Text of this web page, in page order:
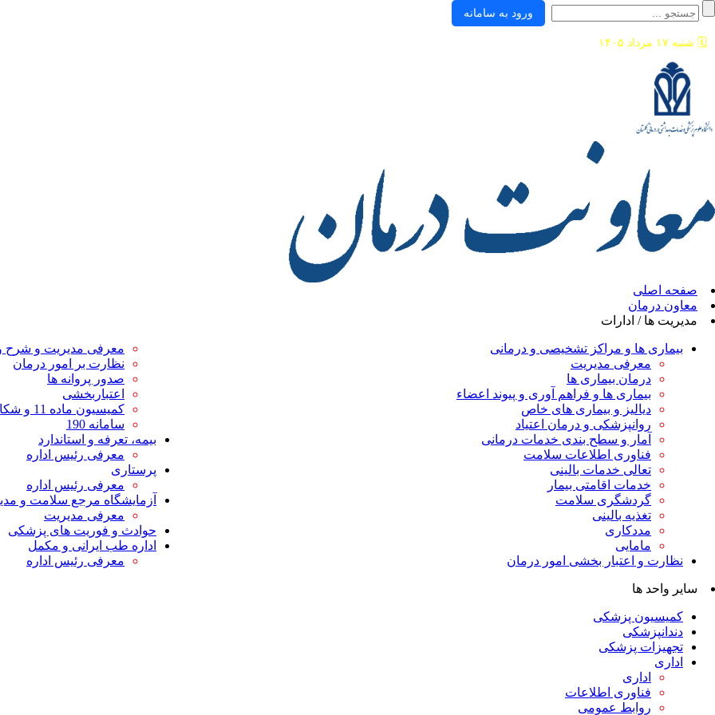
ورود به سامانه
🗓️ شنبه ۱۷ مرداد ۱۴۰۵
صفحه اصلی
معاون درمان
مدیریت ها / ادارات
بیماری ها و مراکز تشخیصی و درمانی
معرفی مدیریت
درمان بیماری ها
بیماری ها و فراهم آوری و پیوند اعضاء
دیالیز و بیماری های خاص
روانپزشکی و درمان اعتیاد
آمار و سطح بندی خدمات درمانی
فناوری اطلاعات سلامت
تعالی خدمات بالینی
خدمات اقامتی بیمار
گردشگری سلامت
تغذیه بالینی
مددکاری
مامایی
نظارت و اعتبار بخشی امور درمان
معرفی مدیریت و شرح
نظارت بر امور درمان
صدور پروانه ها
اعتباربخشی
کمیسیون ماده 11 و شکایات
سامانه 190
بیمه، تعرفه و استاندارد
معرفی رئیس اداره
پرستاری
معرفی رئیس اداره
آزمایشگاه مرجع سلامت و
معرفی مدیریت
حوادث و فوریت های پزشکی
اداره طب ایرانی و مکمل
معرفی رئیس اداره
سایر واحد ها
کمیسیون پزشکی
دندانپزشکی
تجهیزات پزشکی
اداری
اداری
فناوری اطلاعات
روابط عمومی